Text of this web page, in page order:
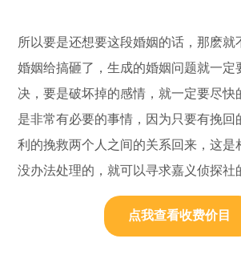
所以要是还想要这段婚姻的话，那麽就
婚姻给搞砸了，生成的婚姻问题就一定
决，要是破坏掉的感情，就一定要尽快
是非常有必要的事情，因为只要有挽回
利的挽救两个人之间的关系回来，这是
没办法处理的，就可以寻求嘉义侦探社
点我查看收费价目